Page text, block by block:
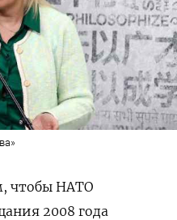
чтобы НАТО
2008 года